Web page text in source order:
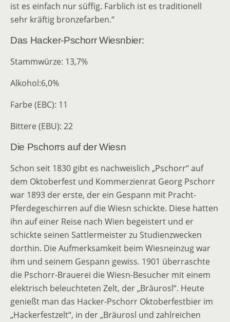
ist es einfach nur süffig. Farblich ist es traditionell
sehr kräftig bronzefarben.“
Das Hacker-Pschorr Wiesnbier:
Stammwürze: 13,7%
Alkohol:6,0%
Farbe (EBC): 11
Bittere (EBU): 22
Die Pschorrs auf der Wiesn
Schon seit 1830 gibt es nachweislich „Pschorr“ auf
dem Oktoberfest und Kommerzienrat Georg Pschorr
war 1893 der erste, der ein Gespann mit Pracht-
Pferdegeschirren auf die Wiesn schickte. Diese hatten
ihn auf einer Reise nach Wien begeistert und er
schickte seinen Sattlermeister zu Studienzwecken
dorthin. Die Aufmerksamkeit beim Wiesneinzug war
ihm und seinem Gespann gewiss. 1901 überraschte
die Pschorr-Brauerei die Wiesn-Besucher mit einem
elektrisch beleuchteten Zelt, der „Bräurosl“. Heute
genießt man das Hacker-Pschorr Oktoberfestbier im
„Hackerfestzelt“, in der „Bräurosl und zahlreichen